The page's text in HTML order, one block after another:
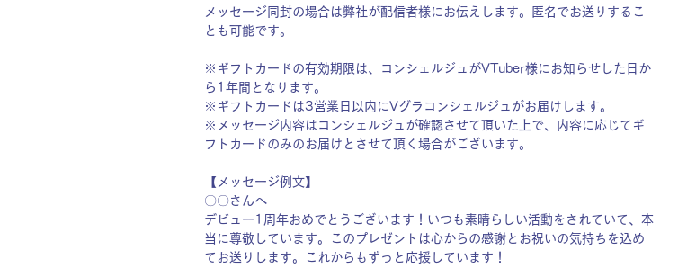
メッセージ同封の場合は弊社が配信者様にお伝えします。匿名でお送りするこ
とも可能です。
※ギフトカードの有効期限は、コンシェルジュがVTuber様にお知らせした日か
ら1年間となります。
※ギフトカードは3営業日以内にVグラコンシェルジュがお届けします。
※メッセージ内容はコンシェルジュが確認させて頂いた上で、内容に応じてギ
フトカードのみのお届けとさせて頂く場合がございます。
【メッセージ例文】
〇〇さんへ
デビュー1周年おめでとうございます！いつも素晴らしい活動をされていて、本
当に尊敬しています。このプレゼントは心からの感謝とお祝いの気持ちを込め
てお送りします。これからもずっと応援しています！